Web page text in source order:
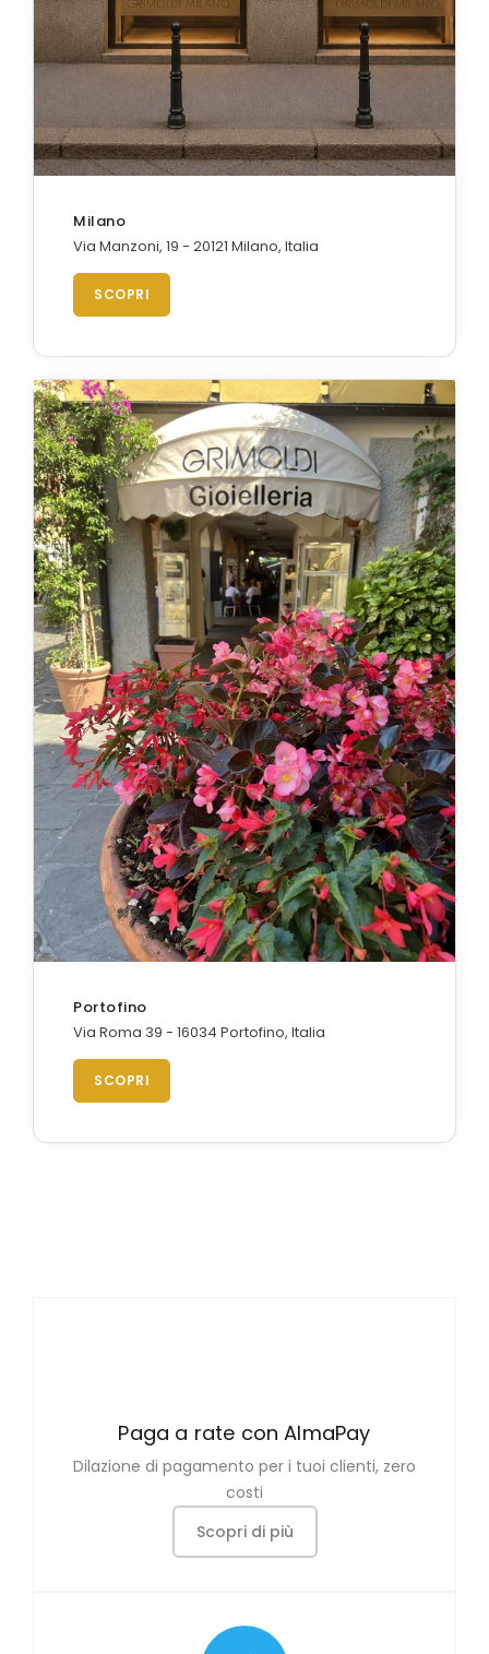
Milano
Via Manzoni, 19 - 20121 Milano, Italia
SCOPRI
Portofino
Via Roma 39 - 16034 Portofino, Italia
SCOPRI
Paga a rate con AlmaPay
Dilazione di pagamento per i tuoi clienti, zero
costi
Scopri di più